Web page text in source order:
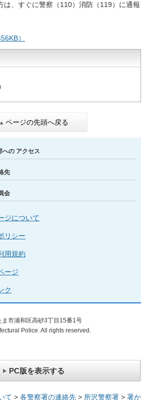
、すぐに警察（110）消防（119）に通報
）
ページの先頭へ戻る
への アクセス
先
会
ジについて
リシー
用規約
ージ
ク
市浦和区高砂3丁目15番1号
Police. All rights reserved.
PC版を表示する
て > 各警察署の連絡先 > 所沢警察署 > 署か